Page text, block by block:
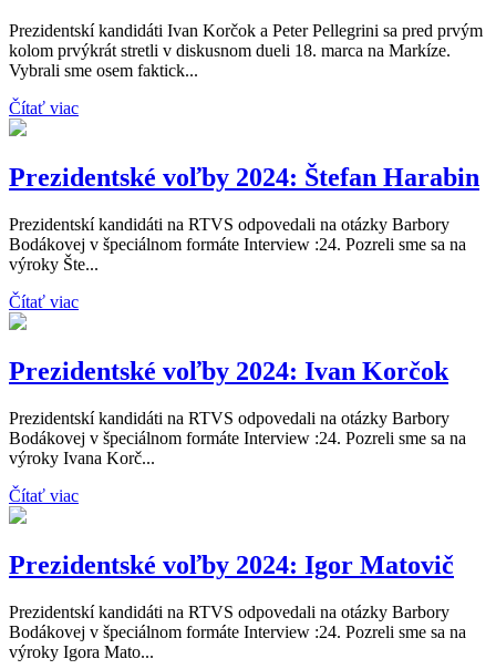
Prezidentskí kandidáti Ivan Korčok a Peter Pellegrini sa pred prvým
kolom prvýkrát stretli v diskusnom dueli 18. marca na Markíze.
Vybrali sme osem faktick...
Čítať viac
Prezidentské voľby 2024: Štefan Harabin
Prezidentskí kandidáti na RTVS odpovedali na otázky Barbory
Bodákovej v špeciálnom formáte Interview :24. Pozreli sme sa na
výroky Šte...
Čítať viac
Prezidentské voľby 2024: Ivan Korčok
Prezidentskí kandidáti na RTVS odpovedali na otázky Barbory
Bodákovej v špeciálnom formáte Interview :24. Pozreli sme sa na
výroky Ivana Korč...
Čítať viac
Prezidentské voľby 2024: Igor Matovič
Prezidentskí kandidáti na RTVS odpovedali na otázky Barbory
Bodákovej v špeciálnom formáte Interview :24. Pozreli sme sa na
výroky Igora Mato...